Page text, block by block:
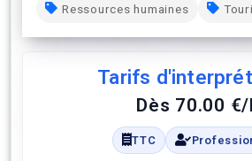
Ressources humaines
Tarifs
Dès 70.00 €/
TTC